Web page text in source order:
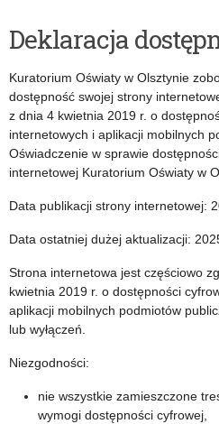
a
t
e
g
o
r
i
a
:
D
Deklaracja
Kuratorium Oświaty w Olsztynie
dostępność swojej strony
z dnia 4 kwietnia 2019 r. o
internetowych i aplikacji mobilnych
Oświadczenie w sprawie
internetowej Kuratorium Oświaty w
Data publikacji strony internetowej:
Data ostatniej dużej aktualizacji:
Strona internetowa jest częściowo
kwietnia 2019 r. o dostępności
aplikacji mobilnych podmiotów
lub wyłączeń.
Niezgodności:
nie wszystkie zamieszczone
wymogi dostępności cyfrowej,